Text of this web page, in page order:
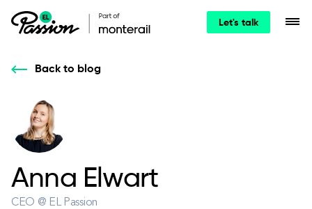
Let's talk
Back to blog
Anna Elwart
CEO @ EL Passion